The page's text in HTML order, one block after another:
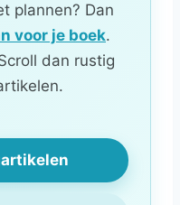
plannen? Dan
voor je boek.
dan rustig